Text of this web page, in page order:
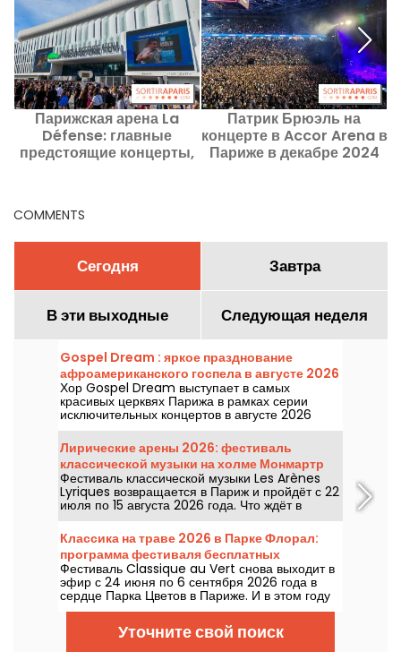
Парижская арена La
Défense: главные
предстоящие концерты,
Патрик Брюэль на
концерте в Accor Arena в
Париже в декабре 2024
COMMENTS
Сегодня Завтра
В эти выходные Следующая неделя
Gospel Dream : яркое празднование
афроамериканского госпела в августе 2026
года в Париже
Хор Gospel Dream выступает в самых
красивых церквях Парижа в рамках серии
исключительных концертов в августе 2026
года. Уникальный музыкальный опыт, который
прославляет надежду, единство и стойкость
через подлинные песнопения
Афроамериканской церкви.
Лирические арены 2026: фестиваль
классической музыки на холме Монмартр
Фестиваль классической музыки Les Arènes
Lyriques возвращается в Париж и пройдёт с 22
июля по 15 августа 2026 года. Что ждёт в
программе? Не менее 16 концертов, которые
пройдут в Аренах Монмартра — идиллическое
место для прослушивания великих шедевров.
Классика на траве 2026 в Парке Флорал:
программа фестиваля бесплатных
концертов
Фестиваль Classique au Vert снова выходит в
эфир с 24 июня по 6 сентября 2026 года в
сердце Парка Цветов в Париже. И в этом году
Classique au Vert приглашает меломанов и
новичков найти подходящий темп и
насладиться прекрасной погодой в компании
признанных и восходящих артистов.
Уточните свой поиск